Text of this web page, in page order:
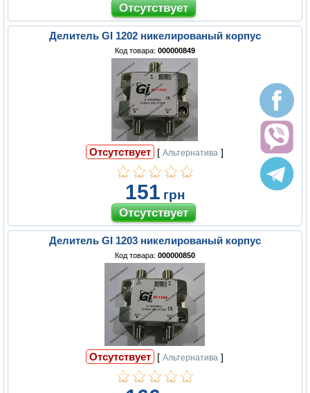
Делитель GI 1202 никелированый корпус
Код товара: 000000849
Отсутствует [Альтернатива ]
151 грн
Делитель GI 1203 никелированый корпус
Код товара: 000000850
Отсутствует [Альтернатива ]